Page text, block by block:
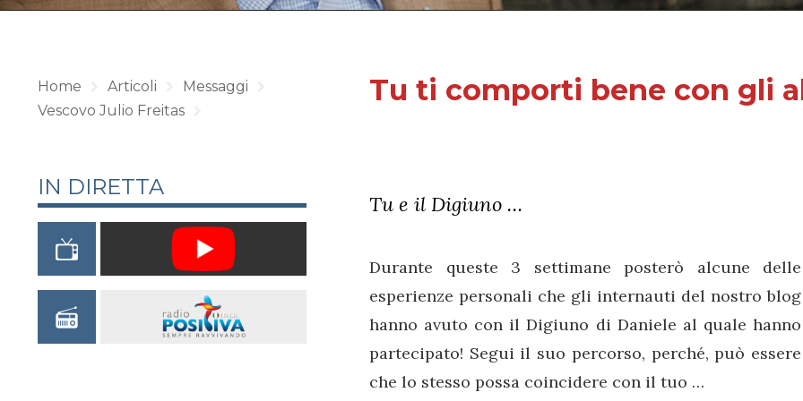
Tu ti comporti bene con gli
Tu e il Digiuno …
Durante queste 3 settimane posterò alcune delle
esperienze personali che gli internauti del nostro blog
hanno avuto con il Digiuno di Daniele al quale hanno
partecipato! Segui il suo percorso, perché, può essere
che lo stesso possa coincidere con il tuo …
Home Articoli
Messaggi
Vescovo Julio Freitas
IN DIRETTA